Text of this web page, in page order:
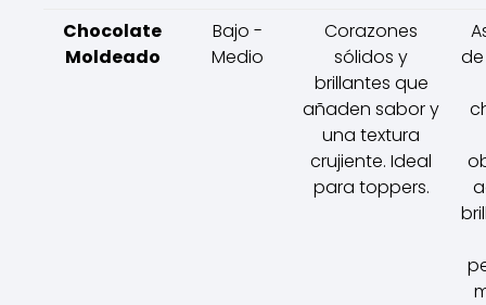
Chocolate
Moldeado
Bajo -
Medio
Corazones
sólidos y
brillantes que
añaden sabor y
una textura
crujiente. Ideal
para toppers.